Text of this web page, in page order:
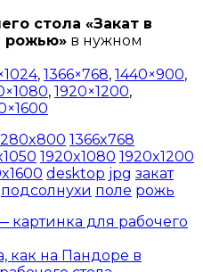
стола «Закат в
рожью» в нужном
, 1366×768, 1440×900,
, 1920×1200,
1366x768
1920x1080 1920x1200
desktop jpg закат
подсолнухи поле рожь
картинка для рабочего
как на Пандоре в